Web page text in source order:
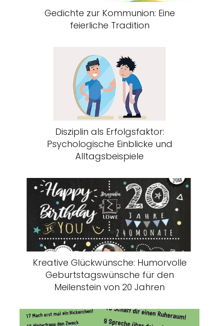
Gedichte zur Kommunion: Eine
feierliche Tradition
Disziplin als Erfolgsfaktor:
Psychologische Einblicke und
Alltagsbeispiele
Kreative Glückwünsche: Humorvolle
Geburtstagswünsche für den
Meilenstein von 20 Jahren